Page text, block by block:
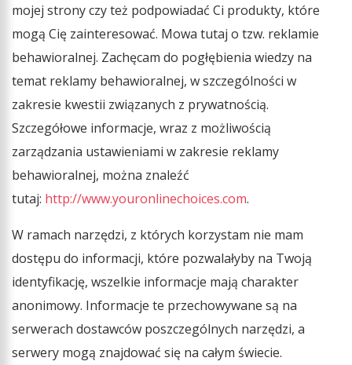
mojej strony czy też podpowiadać Ci produkty, które
mogą Cię zainteresować. Mowa tutaj o tzw. reklamie
behawioralnej. Zachęcam do pogłębienia wiedzy na
temat reklamy behawioralnej, w szczególności w
zakresie kwestii związanych z prywatnością.
Szczegółowe informacje, wraz z możliwością
zarządzania ustawieniami w zakresie reklamy
behawioralnej, można znaleźć
tutaj: http://www.youronlinechoices.com.
W ramach narzędzi, z których korzystam nie mam
dostępu do informacji, które pozwalałyby na Twoją
identyfikację, wszelkie informacje mają charakter
anonimowy. Informacje te przechowywane są na
serwerach dostawców poszczególnych narzędzi, a
serwery mogą znajdować się na całym świecie.